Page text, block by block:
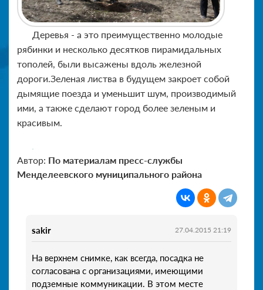
Деревья - а это преимущественно молодые
рябинки и несколько десятков пирамидальных
тополей, были высажены вдоль железной
дороги.Зеленая листва в будущем закроет собой
дымящие поезда и уменьшит шум, производимый
ими, а также сделают город более зеленым и
красивым.
Автор: По материалам пресс-службы
Менделеевского муниципального района
sakir 27.04.2015 21:19
На верхнем снимке, как всегда, посадка не
согласована с организациями, имеющими
подземные коммуникации. В этом месте